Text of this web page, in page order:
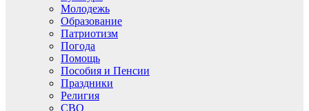
Молодежь
Образование
Патриотизм
Погода
Помощь
Пособия и Пенсии
Праздники
Религия
СВО